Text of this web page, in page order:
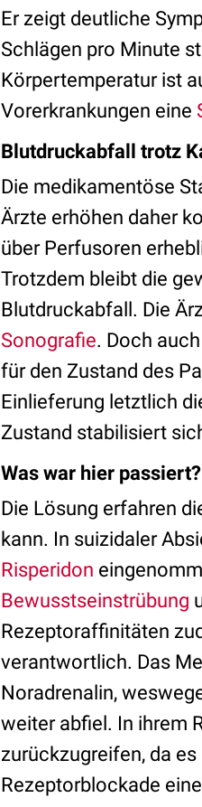
Er zeigt deutliche
Schlägen pro Minute
Körpertemperatur ist
Vorerkrankungen eine
Blutdruckabfall trotz
Die medikamentöse
Ärzte erhöhen daher
über Perfusoren
Trotzdem bleibt die
Blutdruckabfall. Die
Sonografie. Doch
für den Zustand des
Einlieferung letztlich
Zustand stabilisiert
Was war hier passiert?
Die Lösung erfahren
kann. In suizidaler
Risperidon
Bewusstseinstrübung
Rezeptoraffinitäten
verantwortlich. Das
Noradrenalin,
weiter abfiel. In ihrem
zurückzugreifen, da
Rezeptorblockade